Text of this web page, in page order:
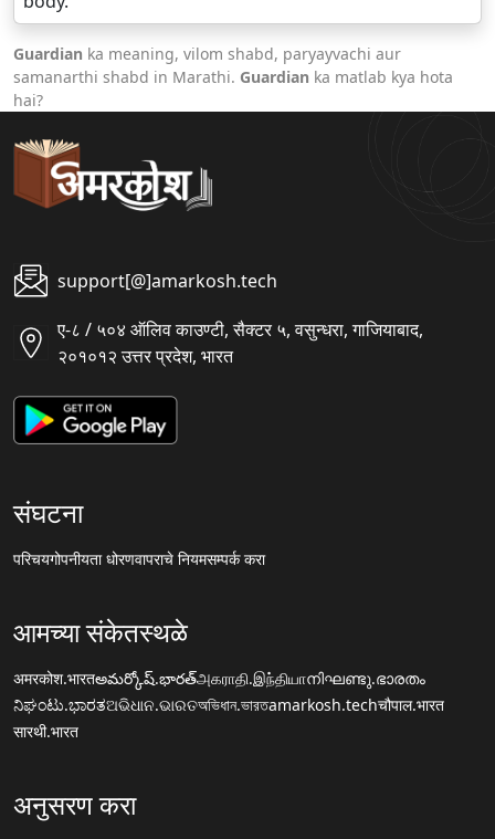
Guardian ka meaning, vilom shabd, paryayvachi aur
samanarthi shabd in Marathi. Guardian ka matlab kya hota
hai?
support[@]amarkosh.tech
ए-८ / ५०४ ऑलिव काउण्टी, सैक्टर ५, वसुन्धरा, गाजियाबाद,
२०१०१२ उत्तर प्रदेश, भारत
संघटना
परिचयगोपनीयता धोरणवापराचे नियमसम्पर्क करा
आमच्या संकेतस्थळे
अमरकोश.भारतఅమర్కోష్.భారత్அகராதி.இந்தியாനിഘണ്ടു.ഭാരതം
ನಿಘಂಟು.ಭಾರತଅଭିଧାନ.ଭାରତঅভিধান.ভারতamarkosh.techचौपाल.भारत
सारथी.भारत
अनुसरण करा